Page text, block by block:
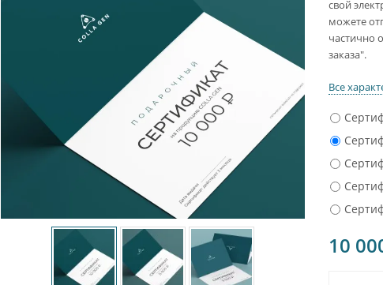
свой
можете
частично
заказа".
Все
10